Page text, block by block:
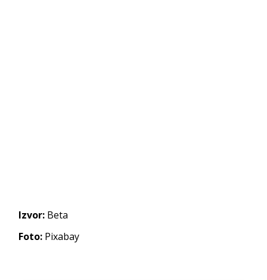
Izvor: Beta
Foto: Pixabay